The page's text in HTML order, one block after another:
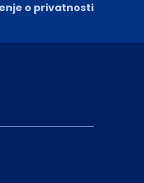
o privatnosti